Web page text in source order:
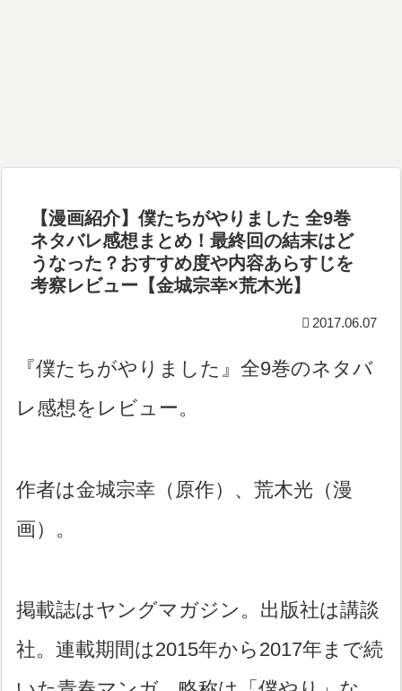
【漫画紹介】僕たちがやりました 全9巻
ネタバレ感想まとめ！最終回の結末はど
うなった？おすすめ度や内容あらすじを
考察レビュー【金城宗幸×荒木光】
2017.06.07
『僕たちがやりました』全9巻のネタバ
レ感想をレビュー。
作者は金城宗幸（原作）、荒木光（漫
画）。
掲載誌はヤングマガジン。出版社は講談
社。連載期間は2015年から2017年まで続